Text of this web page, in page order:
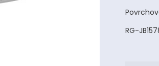
RG-